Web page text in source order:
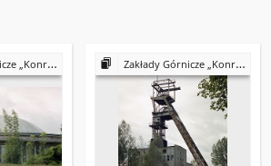
: Aquakonrad Zakłady Górnicze „Konrad” w Iwinach : Aquakonrad